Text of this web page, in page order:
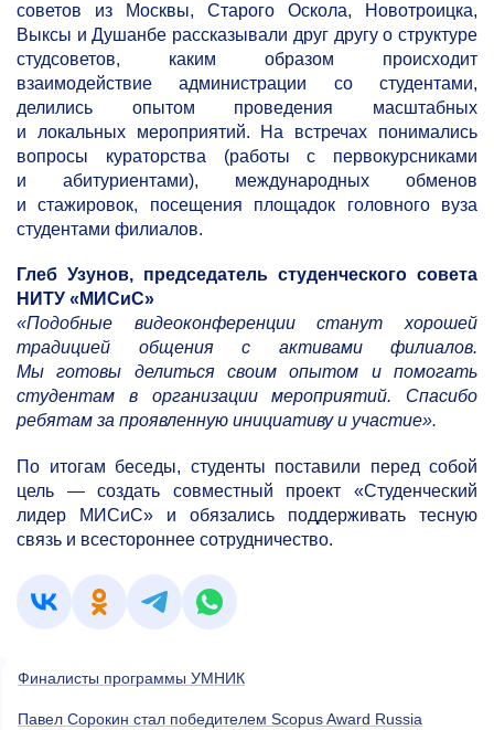
советов из Москвы, Старого Оскола, Новотроицка,
Выксы и Душанбе рассказывали друг другу о структуре
студсоветов, каким образом происходит
взаимодействие администрации со студентами,
делились опытом проведения масштабных
и локальных мероприятий. На встречах понимались
вопросы кураторства (работы с первокурсниками
и абитуриентами), международных обменов
и стажировок, посещения площадок головного вуза
студентами филиалов.
Глеб Узунов, председатель студенческого совета
НИТУ «МИСиС»
«Подобные видеоконференции станут хорошей
традицией общения с активами филиалов.
Мы готовы делиться своим опытом и помогать
студентам в организации мероприятий. Спасибо
ребятам за проявленную инициативу и участие».
По итогам беседы, студенты поставили перед собой
цель — создать совместный проект «Студенческий
лидер МИСиС» и обязались поддерживать тесную
связь и всестороннее сотрудничество.
Финалисты программы УМНИК
Павел Сорокин стал победителем Scopus Award Russia